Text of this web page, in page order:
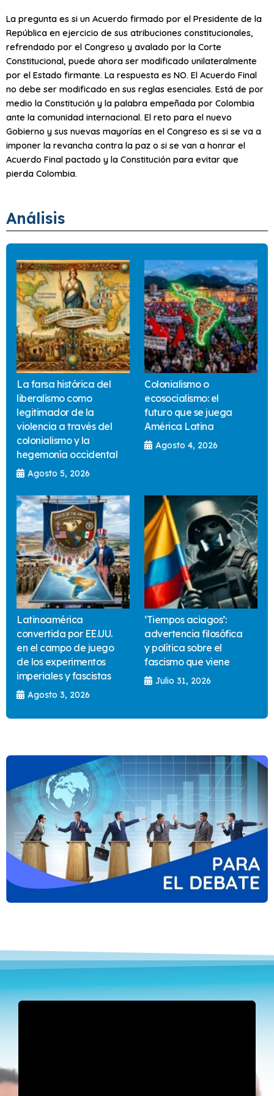
La pregunta es si un Acuerdo firmado por el Presidente de la
República en ejercicio de sus atribuciones constitucionales,
refrendado por el Congreso y avalado por la Corte
Constitucional, puede ahora ser modificado unilateralmente
por el Estado firmante. La respuesta es NO. El Acuerdo Final
no debe ser modificado en sus reglas esenciales. Está de por
medio la Constitución y la palabra empeñada por Colombia
ante la comunidad internacional. El reto para el nuevo
Gobierno y sus nuevas mayorías en el Congreso es si se va a
imponer la revancha contra la paz o si se van a honrar el
Acuerdo Final pactado y la Constitución para evitar que
pierda Colombia.
Análisis
La farsa histórica del
liberalismo como
legitimador de la
violencia a través del
colonialismo y la
hegemonía occidental
Agosto 5, 2026
Colonialismo o
ecosocialismo: el
futuro que se juega
América Latina
Agosto 4, 2026
Latinoamérica
convertida por EE.UU.
en el campo de juego
de los experimentos
imperiales y fascistas
Agosto 3, 2026
‘Tiempos aciagos’:
advertencia filosófica
y política sobre el
fascismo que viene
Julio 31, 2026